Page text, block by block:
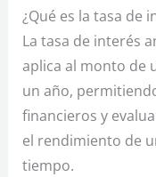
¿Qué es la tasa de
La tasa de interés
aplica al monto de
un año,
financieros y
el rendimiento de
tiempo.